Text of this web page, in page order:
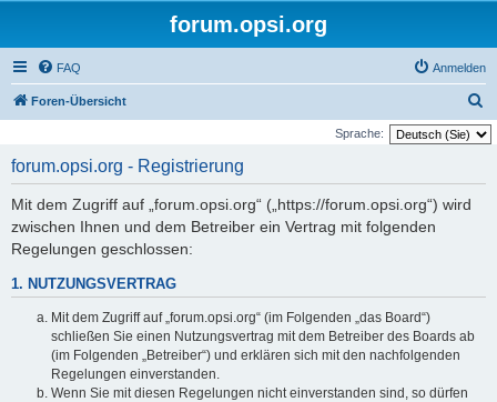
forum.opsi.org
FAQ Anmelden
Foren-Übersicht
u
Sprache:
forum.opsi.org - Registrierung
Mit dem Zugriff auf „forum.opsi.org“ („https://forum.opsi.org“) wird
zwischen Ihnen und dem Betreiber ein Vertrag mit folgenden
Regelungen geschlossen:
1. NUTZUNGSVERTRAG
Mit dem Zugriff auf „forum.opsi.org“ (im Folgenden „das Board“)
schließen Sie einen Nutzungsvertrag mit dem Betreiber des Boards ab
(im Folgenden „Betreiber“) und erklären sich mit den nachfolgenden
Regelungen einverstanden.
Wenn Sie mit diesen Regelungen nicht einverstanden sind, so dürfen